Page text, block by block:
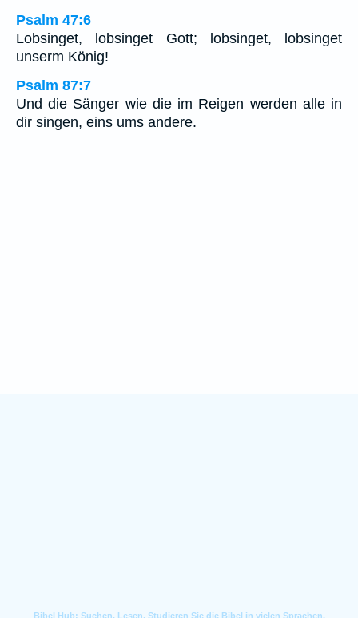
Psalm 47:6
Lobsinget, lobsinget Gott; lobsinget, lobsinget
unserm König!
Psalm 87:7
Und die Sänger wie die im Reigen werden alle in
dir singen, eins ums andere.